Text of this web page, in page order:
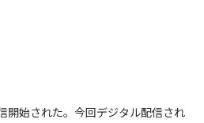
開始された。今回デジタル配信され